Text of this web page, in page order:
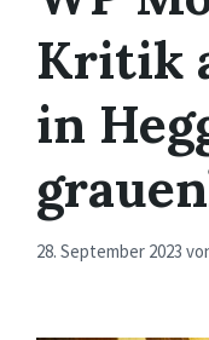
Kritik
in
28. September 2023